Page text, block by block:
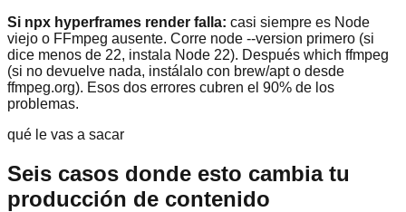
Si npx hyperframes render falla: casi siempre es Node
viejo o FFmpeg ausente. Corre node --version primero (si
dice menos de 22, instala Node 22). Después which ffmpeg
(si no devuelve nada, instálalo con brew/apt o desde
ffmpeg.org). Esos dos errores cubren el 90% de los
problemas.
qué le vas a sacar
Seis casos donde esto cambia tu
producción de contenido